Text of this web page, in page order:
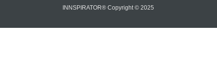
INNSPIRATOR® Copyright © 2025